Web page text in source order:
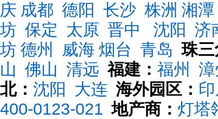
庆 成都 德阳 长沙 株洲 湘潭
坊 保定 太原 晋中 沈阳
济
坊 德州 威海 烟台 青岛 珠
山 佛山 清远 福建： 福州
北： 沈阳 大连 海外园区：
400-0123-021 地产商： 灯塔